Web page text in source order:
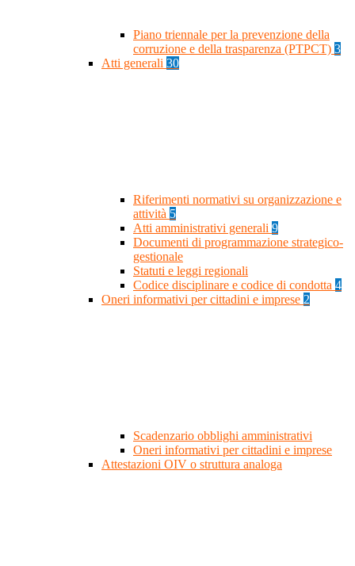
Piano triennale per la prevenzione della
corruzione e della trasparenza (PTPCT) 3
Atti generali 30
Riferimenti normativi su organizzazione e
attività 5
Atti amministrativi generali 9
Documenti di programmazione strategico-
gestionale
Statuti e leggi regionali
Codice disciplinare e codice di condotta 4
Oneri informativi per cittadini e imprese 2
Scadenzario obblighi amministrativi
Oneri informativi per cittadini e imprese
Attestazioni OIV o struttura analoga